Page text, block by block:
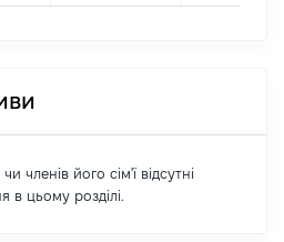
членів його сім'ї відсутні
в цьому розділі.